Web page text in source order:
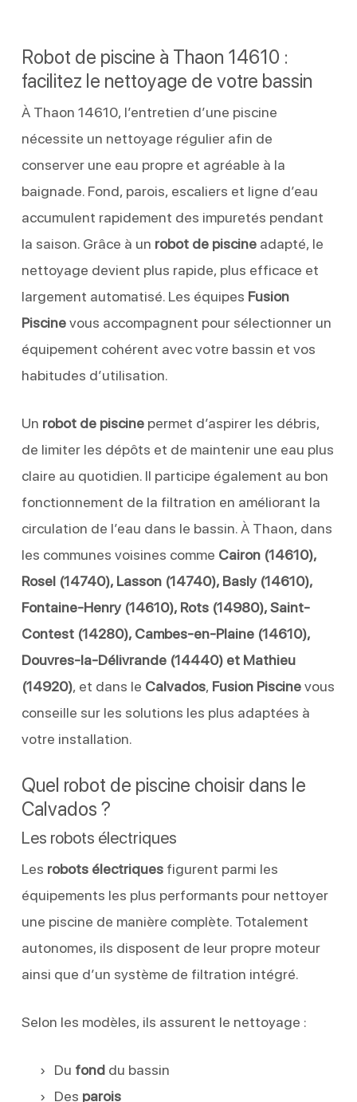
Robot de piscine à Thaon 14610 :
facilitez le nettoyage de votre bassin
À Thaon 14610, l’entretien d’une piscine
nécessite un nettoyage régulier afin de
conserver une eau propre et agréable à la
baignade. Fond, parois, escaliers et ligne d’eau
accumulent rapidement des impuretés pendant
la saison. Grâce à un robot de piscineadapté, le
nettoyage devient plus rapide, plus efficace et
largement automatisé. Les équipes Fusion
Piscinevous accompagnent pour sélectionner un
équipement cohérent avec votre bassin et vos
habitudes d’utilisation.
Un robot de piscinepermet d’aspirer les débris,
de limiter les dépôts et de maintenir une eau plus
claire au quotidien. Il participe également au bon
fonctionnement de la filtration en améliorant la
circulation de l’eau dans le bassin. À Thaon, dans
les communes voisines comme Cairon (14610),
Rosel (14740), Lasson (14740), Basly (14610),
Fontaine-Henry (14610), Rots (14980), Saint-
Contest (14280), Cambes-en-Plaine (14610),
Douvres-la-Délivrande (14440) et Mathieu
(14920), et dans le Calvados, Fusion Piscinevous
conseille sur les solutions les plus adaptées à
votre installation.
Quel robot de piscine choisir dans le
Calvados ?
Les robots électriques
Les robots électriquesfigurent parmi les
équipements les plus performants pour nettoyer
une piscine de manière complète. Totalement
autonomes, ils disposent de leur propre moteur
ainsi que d’un système de filtration intégré.
Selon les modèles, ils assurent le nettoyage :
Du fonddu bassin
Des parois